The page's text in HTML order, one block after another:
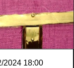
2024 18:00